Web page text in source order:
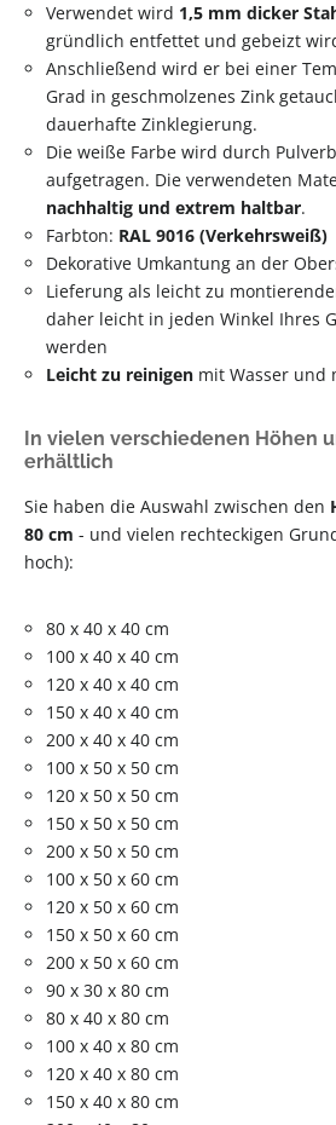
Verwendet wird 1,5 mm dicker
gründlich entfettet und gebeizt
Anschließend wird er bei einer
Grad in geschmolzenes Zink
dauerhafte Zinklegierung.
Die weiße Farbe wird durch
aufgetragen. Die verwendeten
nachhaltig und extrem haltbar.
Farbton: RAL 9016 (Verkehrsweiß)
Dekorative Umkantung an der
Lieferung als leicht zu
daher leicht in jeden Winkel Ihres
werden
Leicht zu reinigen mit Wasser und
In vielen verschiedenen Höhen
erhältlich
Sie haben die Auswahl zwischen den
80 cm - und vielen rechteckigen
hoch):
80 x 40 x 40 cm
100 x 40 x 40 cm
120 x 40 x 40 cm
150 x 40 x 40 cm
200 x 40 x 40 cm
100 x 50 x 50 cm
120 x 50 x 50 cm
150 x 50 x 50 cm
200 x 50 x 50 cm
100 x 50 x 60 cm
120 x 50 x 60 cm
150 x 50 x 60 cm
200 x 50 x 60 cm
90 x 30 x 80 cm
80 x 40 x 80 cm
100 x 40 x 80 cm
120 x 40 x 80 cm
150 x 40 x 80 cm